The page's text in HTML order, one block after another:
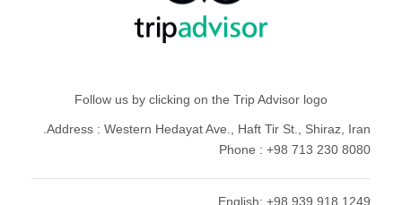
Follow us by clicking on the Trip Advisor logo
Address : Western Hedayat Ave., Haft Tir St., Shiraz, Iran.
Phone : +98 713 230 8080
English: +98 939 918 1249